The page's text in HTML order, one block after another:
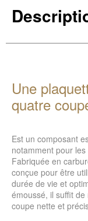
Une
quatre
Est un composant
notamment pour
Fabriquée en
conçue pour être
durée de vie et
émoussé, il suffit
coupe nette et